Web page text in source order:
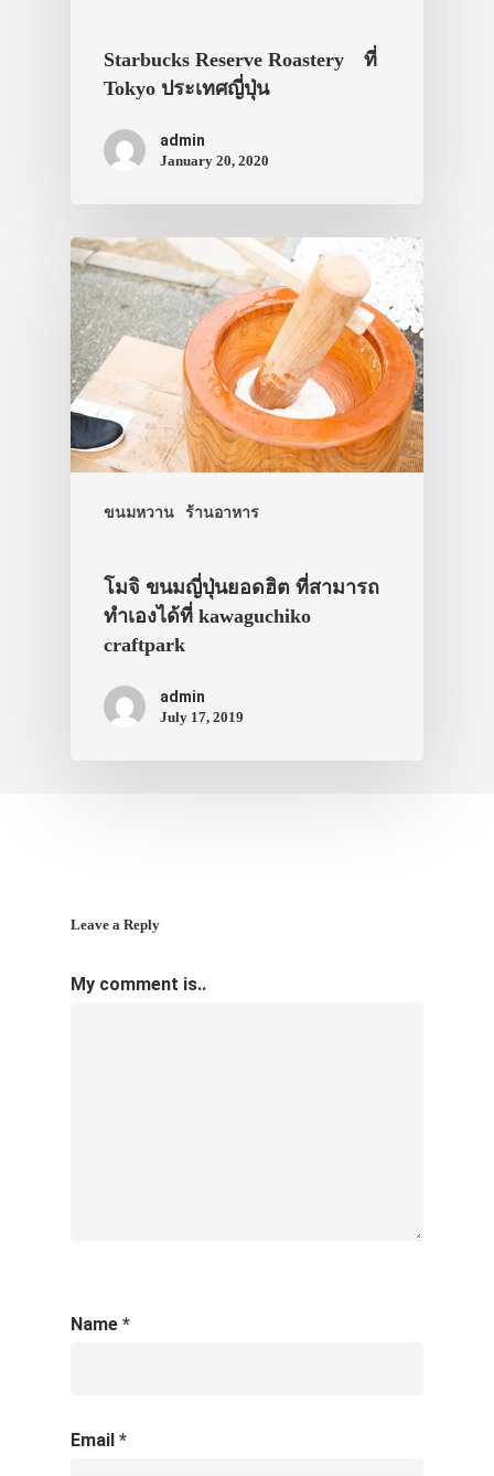
Starbucks Reserve Roastery ที่
Tokyo ประเทศญี่ปุ่น
admin
January 20, 2020
ขนมหวาน ร้านอาหาร
โมจิ ขนมญี่ปุ่นยอดฮิต ที่สามารถ
ทำเองได้ที่ kawaguchiko
craftpark
admin
July 17, 2019
Leave a Reply
My comment is..
Name *
Email *
เอง
สาระน่ารู้
VIDEO
ภาพประทับใจ